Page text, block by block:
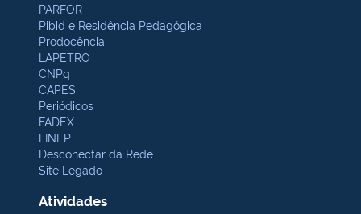
PARFOR
Pibid e Residência Pedagógica
Prodocência
LAPETRO
CNPq
CAPES
Periódicos
FADEX
FINEP
Desconectar da Rede
Site Legado
Atividades